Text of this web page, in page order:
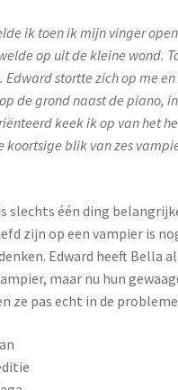
ik toen ik mijn vinger
op uit de kleine wond.
Edward stortte zich op me
de grond naast de piano,
keek ik op van het
blik van zes
slechts één ding
zijn op een vampier is
Edward heeft Bella
maar nu hun
ze pas echt in de